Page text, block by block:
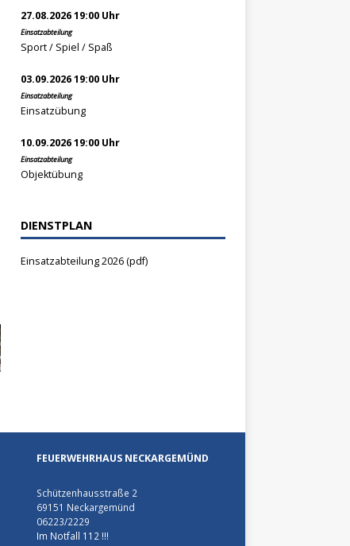
27.08.2026 19:00 Uhr
Einsatzabteilung
Sport / Spiel / Spaß
03.09.2026 19:00 Uhr
Einsatzabteilung
Einsatzübung
10.09.2026 19:00 Uhr
Einsatzabteilung
Objektübung
DIENSTPLAN
Einsatzabteilung 2026 (pdf)
FEUERWEHRHAUS NECKARGEMÜND
Schützenhausstraße 2
69151 Neckargemünd
06223/2229
Im Notfall 112 !!!